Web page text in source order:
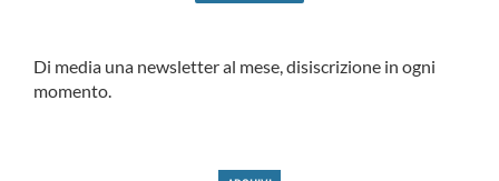
Di media una newsletter al mese, disiscrizione in ogni
momento.